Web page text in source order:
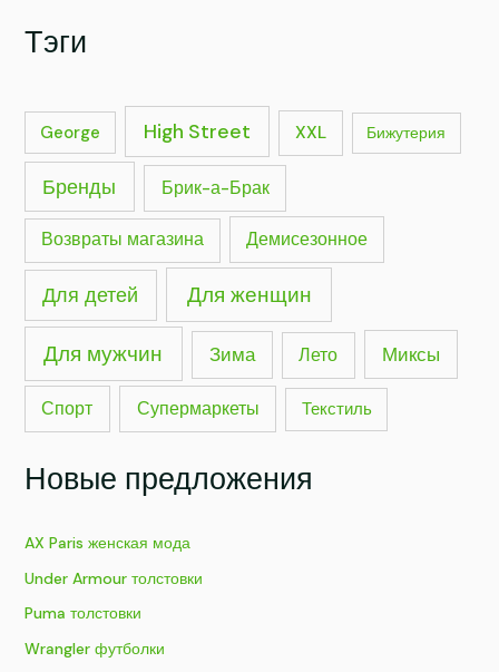
Тэги
George High Street XXL Бижутерия
Бренды Брик-а-Брак
Возвраты магазина Демисезонное
Для детей Для женщин
Для мужчин Зима Лето Миксы
Спорт Супермаркеты Текстиль
Новые предложения
AX Paris женская мода
Under Armour толстовки
Puma толстовки
Wrangler футболки